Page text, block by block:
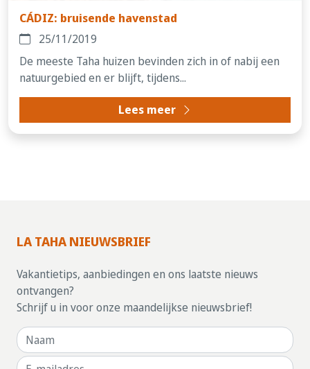
CÁDIZ: bruisende havenstad
25/11/2019
De meeste Taha huizen bevinden zich in of nabij een
natuurgebied en er blijft, tijdens...
Lees meer
LA TAHA NIEUWSBRIEF
Vakantietips, aanbiedingen en ons laatste nieuws
ontvangen?
Schrijf u in voor onze maandelijkse nieuwsbrief!